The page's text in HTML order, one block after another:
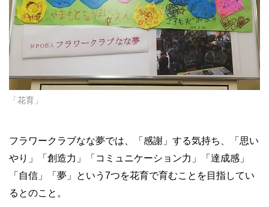
「花育」
フラワークラブなな夢では、「感謝」する気持ち、「思い
やり」「創造力」「コミュニケーション力」「達成感」
「自信」「夢」という7つを花育で育むことを目指してい
るとのこと。